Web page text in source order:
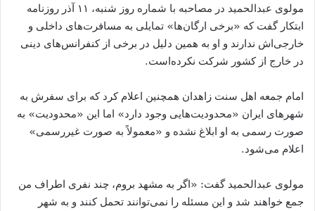
مولوی عبدالحمید در مصاحبه با شماره روز شنبه، ۱۱ آذر روزنامه
ابتکار گفت که «برخی ارگانها» تمایلی به مسافرتهای داخلی و
خارجیاش ندارند و او به همین دلیل در برخی از کنفرانسهای دینی
در خارج از کشور شرکت نکردهاست.
امام جمعه اهل سنت زاهدان همچنین اعلام کرد که برای سفرش به
شهرهای ایران «محدودیتهایی وجود دارد» اما این «محدودیت» به
صورت رسمی به او ابلاغ نشده و «معمولاً به صورت غیررسمی»
اعلام میشود.
مولوی عبدالحمید گفت: «اگر به مشهد بروم، چند نفری اطراف من
جمع خواهند شد و این مسئله را نمیتوانند تحمل کنند و به شهر